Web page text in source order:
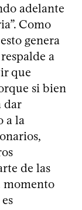
adelante
Como
genera
a
que
si bien
dar
a la
de las
momento